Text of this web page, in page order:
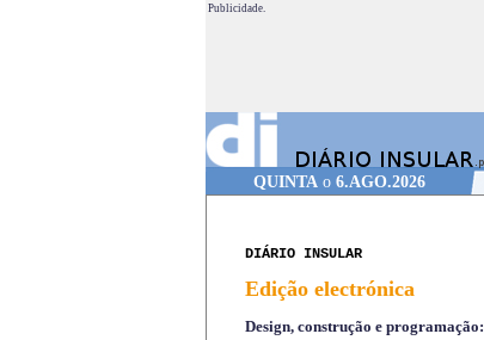
Publicidade.
QUINTA o 6.AGO.2026
DIÁRIO INSULAR
Edição electrónica
Design, construção e programação: